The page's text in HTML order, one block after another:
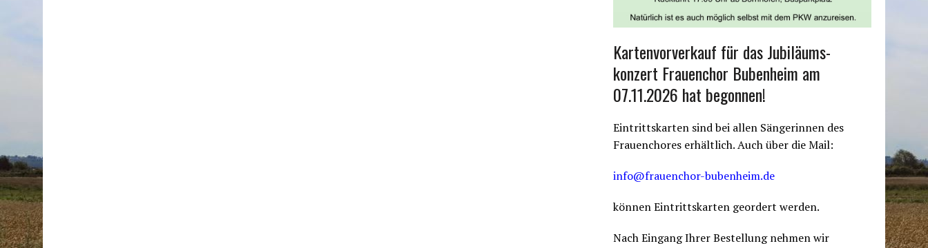
Kartenvorverkauf für das Jubiläums-
konzert Frauenchor Bubenheim am
07.11.2026 hat begonnen!
Eintrittskarten sind bei allen Sängerinnen des
Frauenchores erhältlich. Auch über die Mail:
info@frauenchor-bubenheim.de
können Eintrittskarten geordert werden.
Nach Eingang Ihrer Bestellung nehmen wir